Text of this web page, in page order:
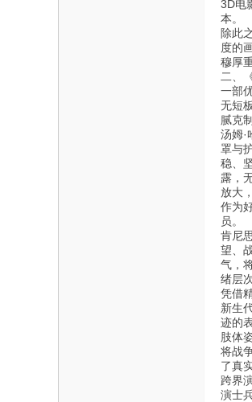
3D电
本。
除此
度的
穆厚
二、
一部
无短
腻克
汤姆·
罩与
稳、
露，
放大
作为
员。
肯尼
望、
气，
绪层
凭借
新生
迹的
肢体
将战
了真
跨界
演士